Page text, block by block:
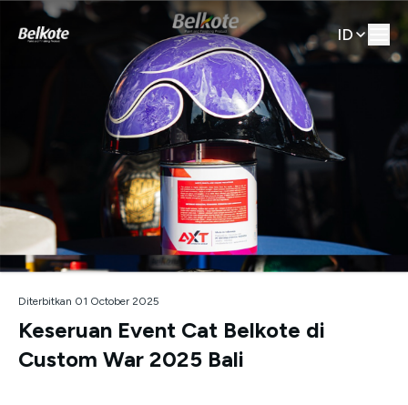
ID
Diterbitkan 01 October 2025
Keseruan Event Cat Belkote di
Custom War 2025 Bali